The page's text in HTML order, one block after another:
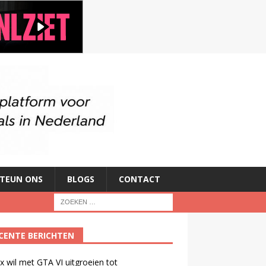
ONS BLOGS CONTACT
BERICHTEN
wil met GTA VI uitgroeien tot